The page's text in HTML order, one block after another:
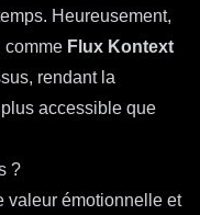
Heureusement,
comme Flux Kontext
rendant la
accessible que
?
valeur émotionnelle et